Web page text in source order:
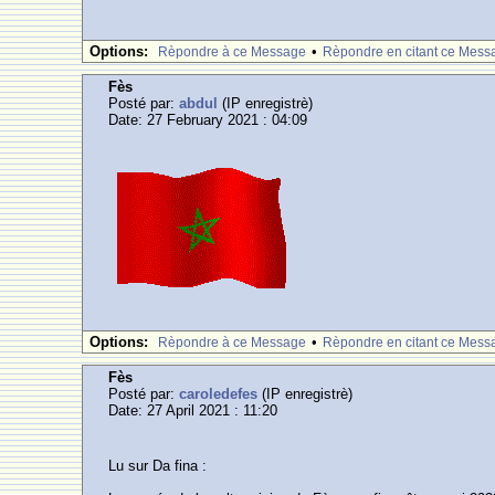
Options: Rèpondre à ce Message • Rèpondre en citant ce
Fès
Posté par:abdul (IP enregistrè)
Date: 27 February 2021 : 04:09
Options: Rèpondre à ce Message • Rèpondre en citant ce
Fès
Posté par:caroledefes (IP enregistrè)
Date: 27 April 2021 : 11:20
Lu sur Da fina :